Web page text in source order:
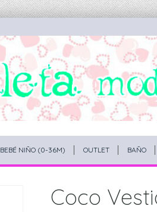
BEBÉ NIÑO (0-36M) OUTLET BAÑO
Coco